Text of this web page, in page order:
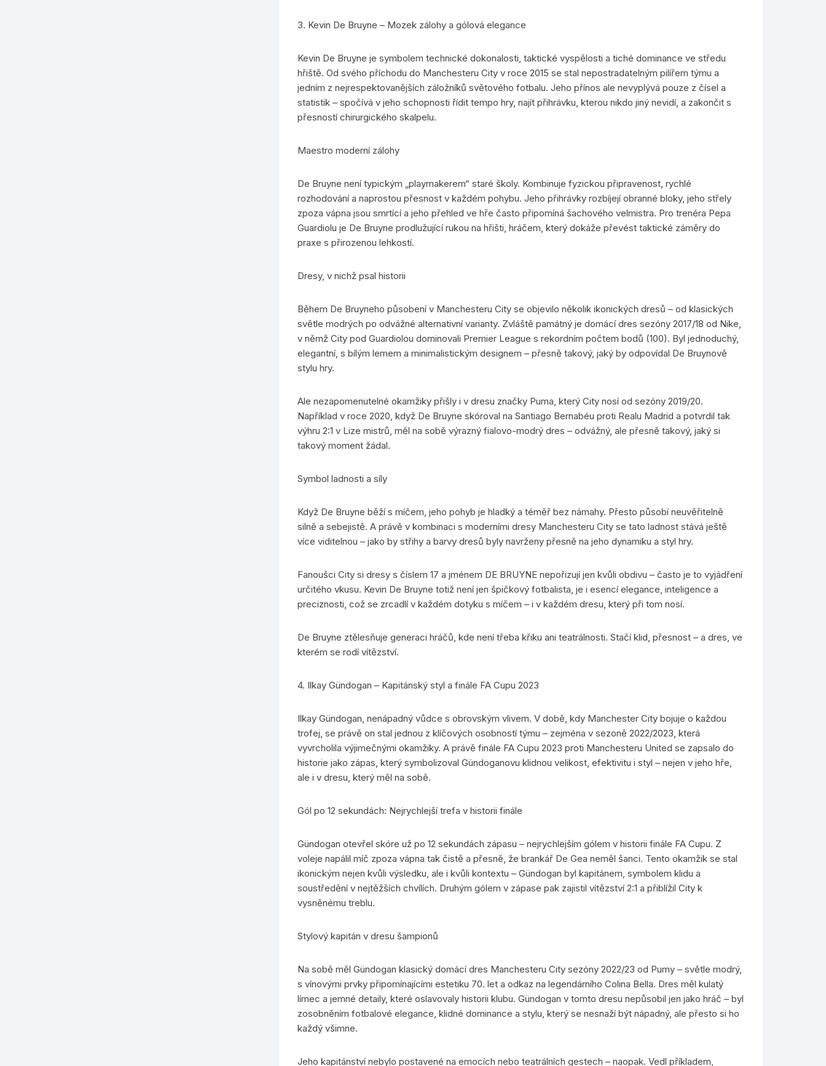
3. Kevin De Bruyne – Mozek zálohy a gólová elegance
Kevin De Bruyne je symbolem technické dokonalosti, taktické vyspělosti a tiché dominance ve středu
hřiště. Od svého příchodu do Manchesteru City v roce 2015 se stal nepostradatelným pilířem týmu a
jedním z nejrespektovanějších záložníků světového fotbalu. Jeho přínos ale nevyplývá pouze z čísel a
statistik – spočívá v jeho schopnosti řídit tempo hry, najít přihrávku, kterou nikdo jiný nevidí, a zakončit s
přesností chirurgického skalpelu.
Maestro moderní zálohy
De Bruyne není typickým „playmakerem“ staré školy. Kombinuje fyzickou připravenost, rychlé
rozhodování a naprostou přesnost v každém pohybu. Jeho přihrávky rozbíjejí obranné bloky, jeho střely
zpoza vápna jsou smrtící a jeho přehled ve hře často připomíná šachového velmistra. Pro trenéra Pepa
Guardiolu je De Bruyne prodlužující rukou na hřišti, hráčem, který dokáže převést taktické záměry do
praxe s přirozenou lehkostí.
Dresy, v nichž psal historii
Během De Bruyneho působení v Manchesteru City se objevilo několik ikonických dresů – od klasických
světle modrých po odvážné alternativní varianty. Zvláště památný je domácí dres sezóny 2017/18 od Nike,
v němž City pod Guardiolou dominovali Premier League s rekordním počtem bodů (100). Byl jednoduchý,
elegantní, s bílým lemem a minimalistickým designem – přesně takový, jaký by odpovídal De Bruynově
stylu hry.
Ale nezapomenutelné okamžiky přišly i v dresu značky Puma, který City nosí od sezóny 2019/20.
Například v roce 2020, když De Bruyne skóroval na Santiago Bernabéu proti Realu Madrid a potvrdil tak
výhru 2:1 v Lize mistrů, měl na sobě výrazný fialovo-modrý dres – odvážný, ale přesně takový, jaký si
takový moment žádal.
Symbol ladnosti a síly
Když De Bruyne běží s míčem, jeho pohyb je hladký a téměř bez námahy. Přesto působí neuvěřitelně
silně a sebejistě. A právě v kombinaci s moderními dresy Manchesteru City se tato ladnost stává ještě
více viditelnou – jako by střihy a barvy dresů byly navrženy přesně na jeho dynamiku a styl hry.
Fanoušci City si dresy s číslem 17 a jménem DE BRUYNE nepořizují jen kvůli obdivu – často je to vyjádření
určitého vkusu. Kevin De Bruyne totiž není jen špičkový fotbalista, je i esencí elegance, inteligence a
preciznosti, což se zrcadlí v každém dotyku s míčem – i v každém dresu, který při tom nosí.
De Bruyne ztělesňuje generaci hráčů, kde není třeba křiku ani teatrálnosti. Stačí klid, přesnost – a dres, ve
kterém se rodí vítězství.
4. Ilkay Gündogan – Kapitánský styl a finále FA Cupu 2023
Ilkay Gündogan, nenápadný vůdce s obrovským vlivem. V době, kdy Manchester City bojuje o každou
trofej, se právě on stal jednou z klíčových osobností týmu – zejména v sezoně 2022/2023, která
vyvrcholila výjimečnými okamžiky. A právě finále FA Cupu 2023 proti Manchesteru United se zapsalo do
historie jako zápas, který symbolizoval Gündoganovu klidnou velikost, efektivitu i styl – nejen v jeho hře,
ale i v dresu, který měl na sobě.
Gól po 12 sekundách: Nejrychlejší trefa v historii finále
Gündogan otevřel skóre už po 12 sekundách zápasu – nejrychlejším gólem v historii finále FA Cupu. Z
voleje napálil míč zpoza vápna tak čistě a přesně, že brankář De Gea neměl šanci. Tento okamžik se stal
ikonickým nejen kvůli výsledku, ale i kvůli kontextu – Gündogan byl kapitánem, symbolem klidu a
soustředění v nejtěžších chvílích. Druhým gólem v zápase pak zajistil vítězství 2:1 a přiblížil City k
vysněnému treblu.
Stylový kapitán v dresu šampionů
Na sobě měl Gündogan klasický domácí dres Manchesteru City sezóny 2022/23 od Pumy – světle modrý,
s vínovými prvky připomínajícími estetiku 70. let a odkaz na legendárního Colina Bella. Dres měl kulatý
límec a jemné detaily, které oslavovaly historii klubu. Gündogan v tomto dresu nepůsobil jen jako hráč – byl
zosobněním fotbalové elegance, klidné dominance a stylu, který se nesnaží být nápadný, ale přesto si ho
každý všimne.
Jeho kapitánství nebylo postavené na emocích nebo teatrálních gestech – naopak. Vedl příkladem,